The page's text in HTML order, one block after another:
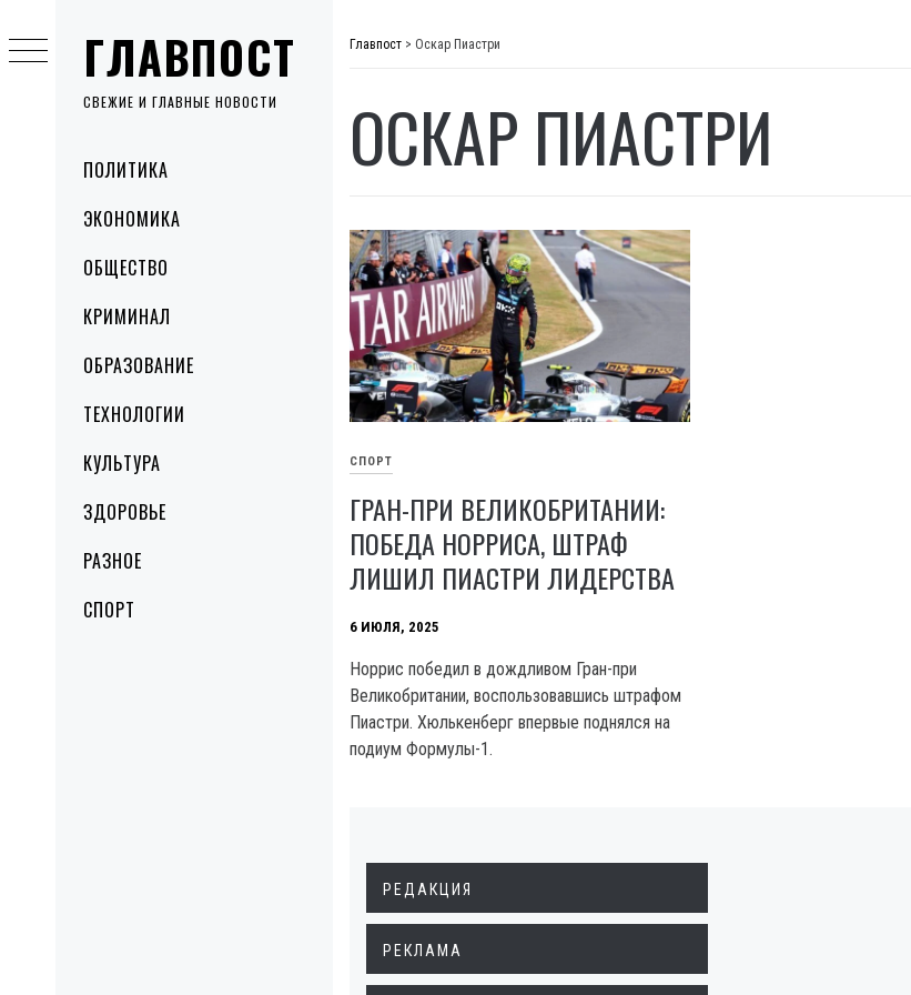
ГЛАВПОСТ
СВЕЖИЕ И ГЛАВНЫЕ НОВОСТИ
MenuПОЛИТИКА
ЭКОНОМИКА
ОБЩЕСТВО
КРИМИНАЛ
ОБРАЗОВАНИЕ
ТЕХНОЛОГИИ
КУЛЬТУРА
ЗДОРОВЬЕ
РАЗНОЕ
СПОРТ
to
content
Главпост > Оскар Пиастри
ОСКАР ПИАСТРИ
СПОРТ
ГРАН-ПРИ ВЕЛИКОБРИТАНИИ:
ПОБЕДА НОРРИСА, ШТРАФ
ЛИШИЛ ПИАСТРИ ЛИДЕРСТВА
6 ИЮЛЯ, 2025
Норрис победил в дождливом Гран-при
Великобритании, воспользовавшись штрафом
Пиастри. Хюлькенберг впервые поднялся на
подиум Формулы-1.
РЕДАКЦИЯ
РЕКЛАМА